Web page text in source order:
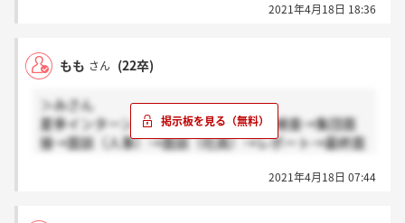
2021年4月18日 18:36
もも さん (22卒)
＞みさん
夏季インターンシップ参加→SPI &適性検査→集団面
接→面談（人事）→面談（社員）→レポート→最終面
2021年4月18日 07:44